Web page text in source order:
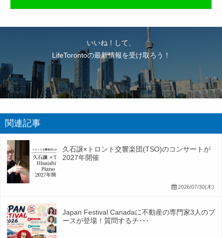
いいね！して、
LifeTorontoの最新情報を受け取ろう！
関連記事
久石譲×トロント交響楽団(TSO)のコンサートが
2027年開催
2026/07/30(木)
Japan Festival Canadaに不動産の専門家3人のブ
ースが登場！質問するチ･･･